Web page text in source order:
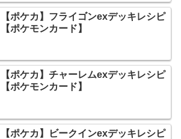
【ポケカ】フライゴンexデッキレシピ
【ポケモンカード】
【ポケカ】チャーレムexデッキレシピ
【ポケモンカード】
【ポケカ】ビークインexデッキレシピ